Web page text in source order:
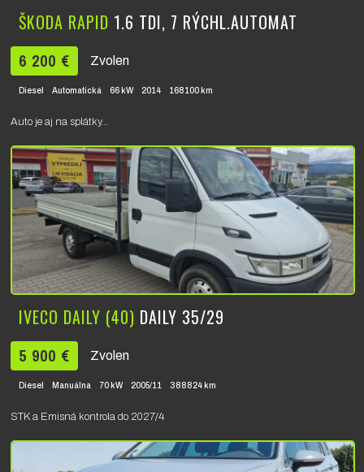
ŠKODA RAPID 1.6 TDI, 7 RÝCHL.AUTOMAT
6 200 € Zvolen
Diesel Automatická 66 kW 2014 168100 km
Auto je aj na splátky...
IVECO DAILY (40) DAILY 35/29
5 900 € Zvolen
Diesel Manuálna 70 kW 2005/11 388824 km
STK a Emisná kontrola do 2027/4